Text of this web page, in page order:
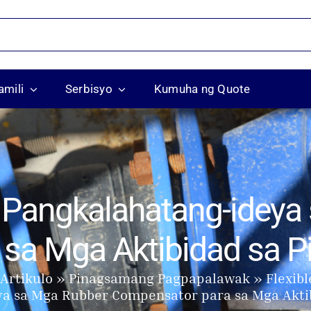
Serbisyo Kumuha ng Quote
ideya
Mga Aktibidad sa
Pinagsamang Pagpapalawak
sa Mga Rubber Compensator para sa Mga